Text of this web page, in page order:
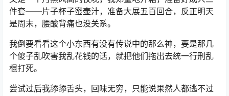
件套——片子杯子蜜壶汁，准备大展五百回合，反正明天
是周末，腰酸背痛也没关系。
我倒要看看这个小东西有没有传说中的那么神，要是那几
个傻子乱吹害我乱花钱的话，就把他们拖出去统一行刑乱
棍打死。
尝试过后我舔舔舌头，回味无穷，只能说果然人都逃不过